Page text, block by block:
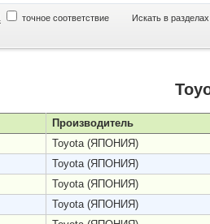
точное соответствие
Искать в
Производитель
Toyota (ЯПОНИЯ)
Toyota (ЯПОНИЯ)
Toyota (ЯПОНИЯ)
Toyota (ЯПОНИЯ)